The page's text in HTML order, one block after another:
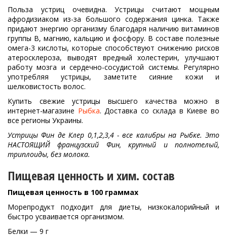
Польза устриц очевидна. Устрицы считают мощным
афродизиаком из-за большого содержания цинка. Также
придают энергию организму благодаря наличию витаминов
группы В, магнию, кальцию и фосфору. В составе полезные
омега-3 кислоты, которые способствуют снижению рисков
атеросклероза, выводят вредный холестерин, улучшают
работу мозга и сердечно-сосудистой системы. Регулярно
употребляя устрицы, заметите сияние кожи и
шелковистость волос.
Купить свежие устрицы высшего качества можно в
интернет-магазине Рыбка. Доставка со склада в Киеве во
все регионы Украины.
Устрицы Фин де Клер 0,1,2,3,4 - все калибры на Рыбке. Это
НАСТОЯЩИЙ французский Фин, крупный и полнотелый,
триплоиды, без молока.
Пищевая ценность и хим. состав
Пищевая ценность в 100 граммах
Морепродукт подходит для диеты, низкокалорийный и
быстро усваивается организмом.
Белки — 9 г